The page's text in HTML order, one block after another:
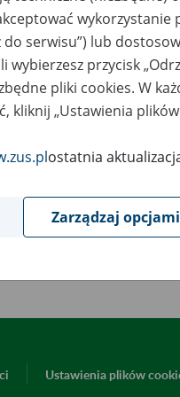
wystąpić utrudnienia w
Ustawienia plików
wykorzystanie
do serwisu”) lub
wybierzesz przycisk
pliki cookies. W
kliknij „Ustawienia
ostatnia
Zarządzaj opcjami